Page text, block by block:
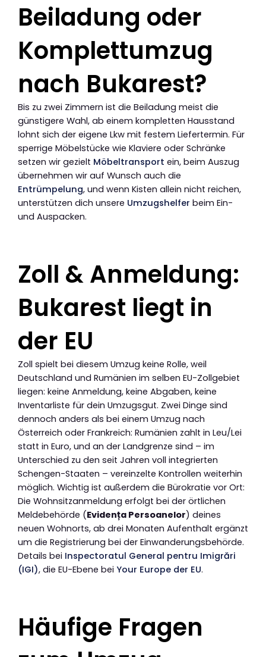
Beiladung oder
Komplettumzug
nach Bukarest?
Bis zu zwei Zimmern ist die Beiladung meist die
günstigere Wahl, ab einem kompletten Hausstand
lohnt sich der eigene Lkw mit festem Liefertermin. Für
sperrige Möbelstücke wie Klaviere oder Schränke
setzen wir gezielt Möbeltransport ein, beim Auszug
übernehmen wir auf Wunsch auch die
Entrümpelung, und wenn Kisten allein nicht reichen,
unterstützen dich unsere Umzugshelfer beim Ein-
und Auspacken.
Zoll & Anmeldung:
Bukarest liegt in
der EU
Zoll spielt bei diesem Umzug keine Rolle, weil
Deutschland und Rumänien im selben EU-Zollgebiet
liegen: keine Anmeldung, keine Abgaben, keine
Inventarliste für dein Umzugsgut. Zwei Dinge sind
dennoch anders als bei einem Umzug nach
Österreich oder Frankreich: Rumänien zahlt in Leu/Lei
statt in Euro, und an der Landgrenze sind – im
Unterschied zu den seit Jahren voll integrierten
Schengen-Staaten – vereinzelte Kontrollen weiterhin
möglich. Wichtig ist außerdem die Bürokratie vor Ort:
Die Wohnsitzanmeldung erfolgt bei der örtlichen
Meldebehörde (Evidența Persoanelor) deines
neuen Wohnorts, ab drei Monaten Aufenthalt ergänzt
um die Registrierung bei der Einwanderungsbehörde.
Details bei Inspectoratul General pentru Imigrări
(IGI), die EU-Ebene bei Your Europe der EU.
Häufige Fragen